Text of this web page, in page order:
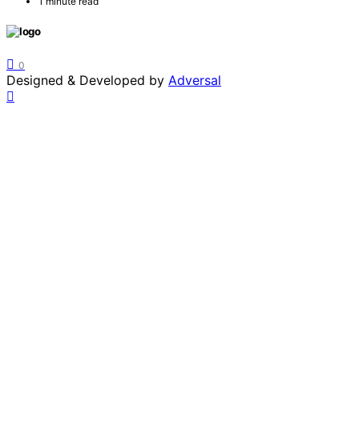
0
Designed & Developed by Adversal